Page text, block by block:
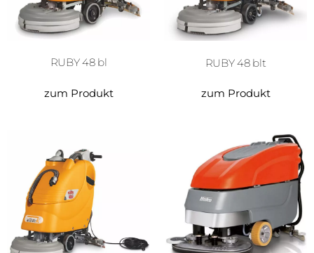
RUBY 48 bl
zum Produkt
RUBY 48 blt
zum Produkt